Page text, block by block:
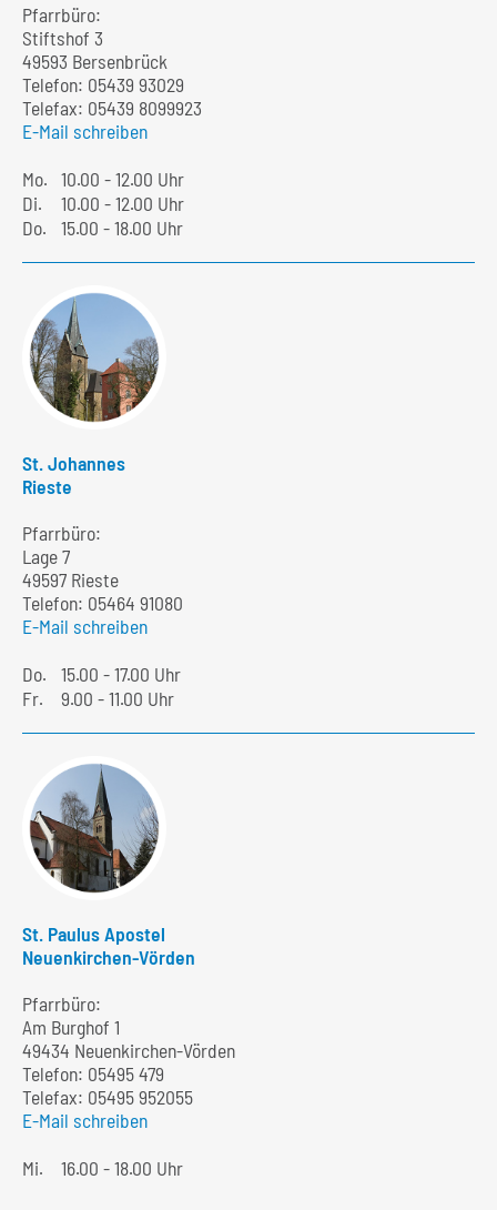
Pfarrbüro:
Stiftshof 3
49593 Bersenbrück
Telefon: 05439 93029
Telefax: 05439 8099923
E-Mail schreiben
Mo. 10.00 - 12.00 Uhr
Di.
10.00 - 12.00 Uhr
Do.
15.00 - 18.00 Uhr
St. Johannes
Rieste
Pfarrbüro:
Lage 7
49597 Rieste
Telefon: 05464 91080
E-Mail schreiben
Do.
15.00 - 17.00 Uhr
Fr.
9.00 - 11.00 Uhr
St. Paulus Apostel
Neuenkirchen-Vörden
Pfarrbüro:
Am Burghof 1
49434 Neuenkirchen-Vörden
Telefon: 05495 479
Telefax: 05495 952055
E-Mail schreiben
Mi.
16.00 - 18.00 Uhr